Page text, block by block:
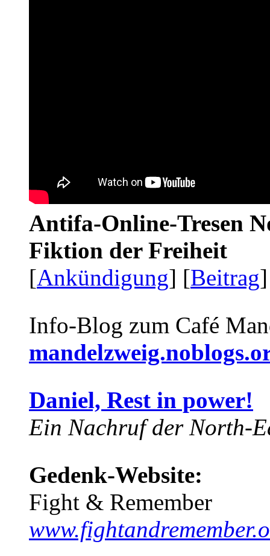
Antifa-Online-Tresen
Fiktion der Freiheit
[Ankündigung] [Beitrag
Info-Blog zum Café
Daniel, Rest in power!
Ein Nachruf der North-
Gedenk-Website:
Fight & Remember